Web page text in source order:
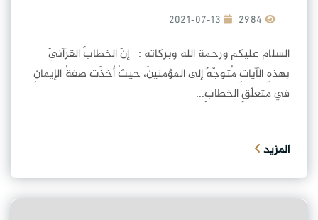
2021-07-13
السلام عليكم ورحمة الله وبركاته : إنّ الخطابَ القرآنيّ
بهذهِ الآياتِ مُتوجّهٌ إلى المؤمنينَ، حيثُ أُخذَت صفةُ الإيمانِ
في متعلّقِ الخطابِ...
المزيد